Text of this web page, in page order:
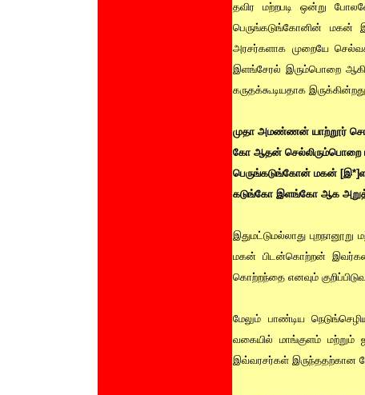
தவிர மற்றபடி ஒன்று
பெருங்கடுங்கோனின் மகன்
அரசர்களாக முறையே
இளங்சேரல் இரும்பொறை
கருதக்கூடியதாக
முதா அமண்ணன் யாற்றூர்
கோ ஆதன் செல்லிரும்பொறை
பெருங்கடுங்கோன் மகன்
கடுங்கோ இளங்கோ ஆக
இதுமட்டுமல்லாது
மகன் பிடன்கொற்றன்
கொற்றந்தை எனவும்
மேலும் பாண்டிய
வகையில் மாங்குளம் மற்றும்
இவ்வரசர்கள் இருந்ததற்கான